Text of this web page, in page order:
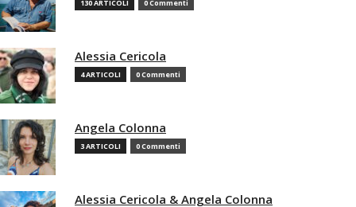
130 ARTICOLI 0 Commenti
Alessia Cericola
4 ARTICOLI 0 Commenti
Angela Colonna
3 ARTICOLI 0 Commenti
Alessia Cericola & Angela Colonna